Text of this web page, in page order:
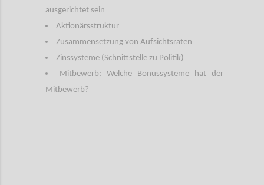
ausgerichtet sein
Aktionärsstruktur
Zusammensetzung von Aufsichtsräten
Zinssysteme (Schnittstelle zu Politik)
Mitbewerb: Welche Bonussysteme hat der
Mitbewerb?